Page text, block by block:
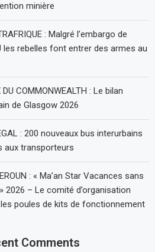
minière
: Malgré l’embargo de
les rebelles font entrer des armes au
DU COMMONWEALTH : Le bilan
de Glasgow 2026
: 200 nouveaux bus interurbains
aux transporteurs
: « Ma’an Star Vacances sans
2026 – Le comité d’organisation
poules de kits de fonctionnement
Comments